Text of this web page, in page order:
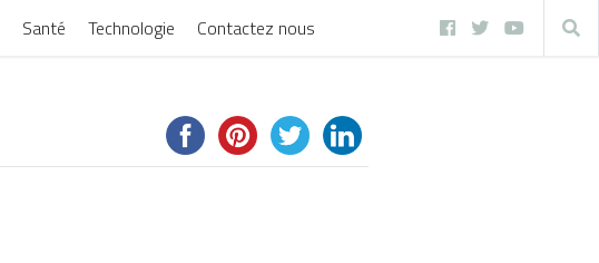
Santé Technologie Contactez nous